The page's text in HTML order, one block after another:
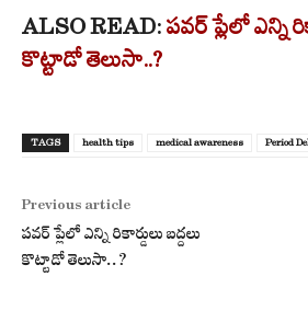
ALSO READ: పవర్ ప్లేలో ఎన్ని
కొట్టాడో తెలుసా..?
TAGS health tips medical awareness Period
Previous article
పవర్ ప్లేలో ఎన్ని రికార్డులు బద్దలు
కొట్టాడో తెలుసా..?